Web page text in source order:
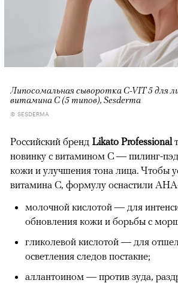
Липосомальная сыворотка C-VIT 5 для
витамина С (5 типов), Sesderma
© SESDERMA
Российский бренд Likato Professional
новинку с витамином С — пилинг-
кожи и улучшения тона лица. Чтобы
витамина С, формулу оснастили
молочной кислотой — для
обновления кожи и борьбы с
гликолевой кислотой — для
осветления следов постакне;
аллантоином — против зуда,